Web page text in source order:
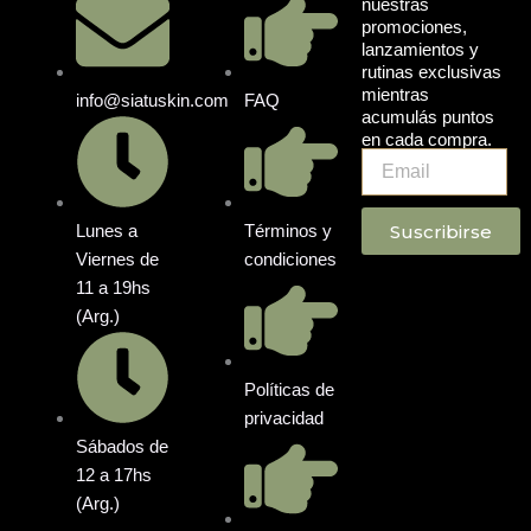
info@siatuskin.com
Lunes a
Viernes de
11 a 19hs
(Arg.)
Sábados de
12 a 17hs
(Arg.)
FAQ
Términos y
condiciones
Políticas de
privacidad
promociones,
lanzamientos y
rutinas exclusivas
mientras
acumulás puntos
en cada compra.
Suscribirse